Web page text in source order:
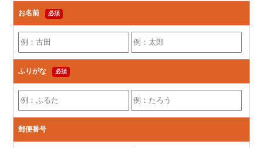
お名前 必須
ふりがな 必須
郵便番号